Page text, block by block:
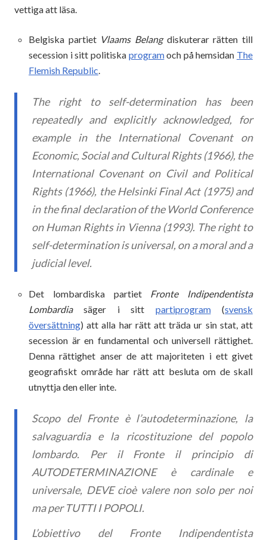
vettiga att läsa.
Belgiska partiet Vlaams Belangdiskuterar rätten till
secession i sitt politiska programoch på hemsidan The
Flemish Republic.
The right to self-determination has been
repeatedly and explicitly acknowledged, for
example in the International Covenant on
Economic, Social and Cultural Rights (1966), the
International Covenant on Civil and Political
Rights (1966), the Helsinki Final Act (1975) and
in the final declaration of the World Conference
on Human Rights in Vienna (1993). The right to
self-determination is universal, on a moral and a
judicial level.
Det lombardiska partiet Fronte Indipendentista
Lombardiasäger i sitt partiprogram(svensk
översättning) att alla har rätt att träda ur sin stat, att
secession är en fundamental och universell rättighet.
Denna rättighet anser de att majoriteten i ett givet
geografiskt område har rätt att besluta om de skall
utnyttja den eller inte.
Scopo del Fronte è l’autodeterminazione, la
salvaguardia e la ricostituzione del popolo
lombardo. Per il Fronte il principio di
AUTODETERMINAZIONE è cardinale e
universale, DEVE cioè valere non solo per noi
ma per TUTTI I POPOLI.
L’obiettivo del Fronte Indipendentista